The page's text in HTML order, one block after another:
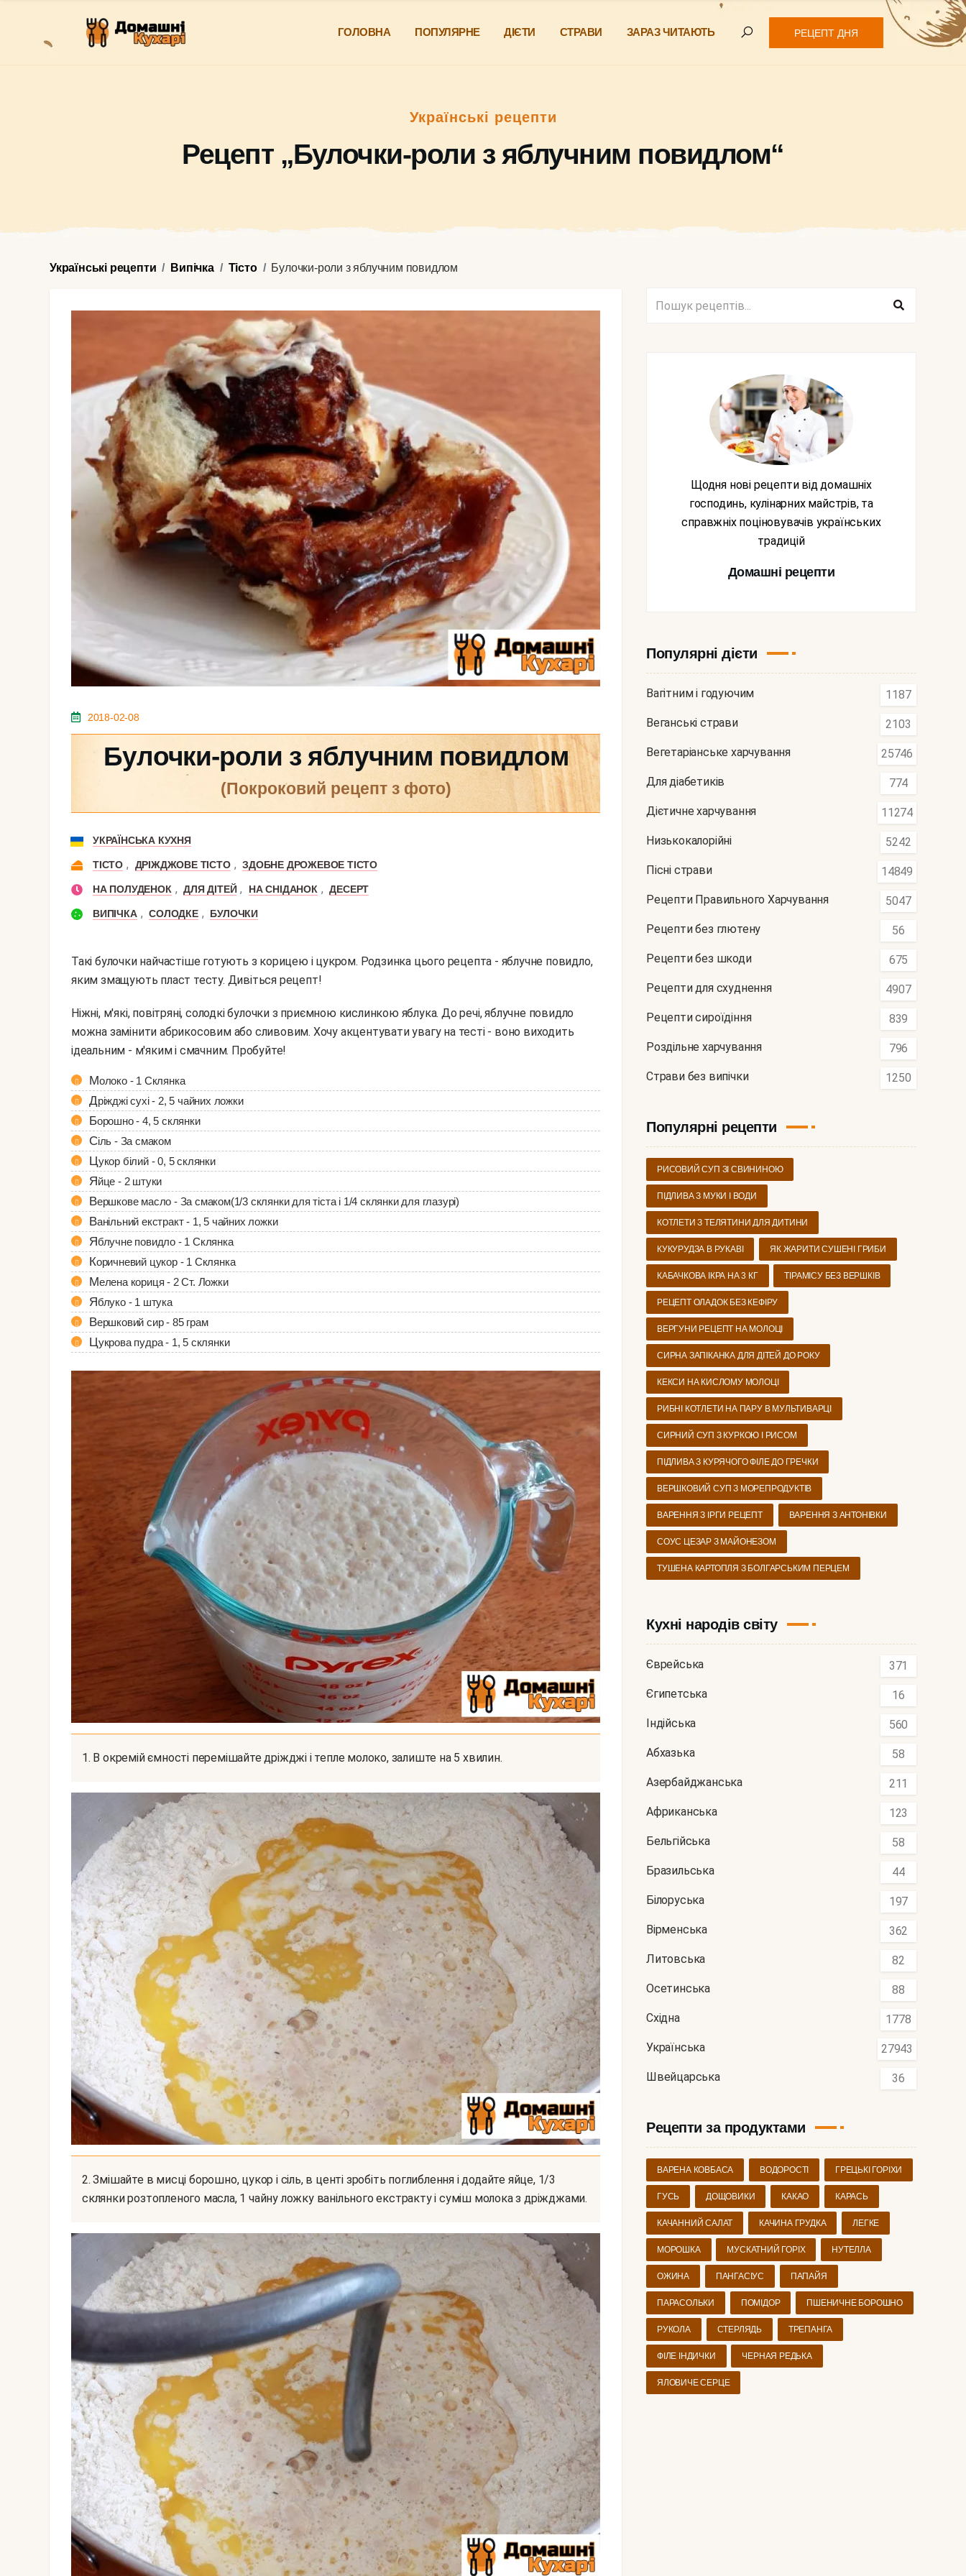
ГОЛОВНА ПОПУЛЯРНЕ ДІЄТИ СТРАВИ ЗАРАЗ ЧИТАЮТЬ РЕЦЕПТ ДНЯ
Українські рецепти
Рецепт „Булочки-роли з яблучним повидлом“
Українські рецепти Випічка Тісто Булочки-роли з яблучним повидлом
2018-02-08
Булочки-роли з яблучним повидлом
(покроковий рецепт з фото)
УКРАЇНСЬКА КУХНЯ
ТІСТО , ДРІЖДЖОВЕ ТІСТО , ЗДОБНЕ ДРОЖЕВОЕ ТІСТО
НА ПОЛУДЕНОК , ДЛЯ ДІТЕЙ , НА СНІДАНОК , ДЕСЕРТ
ВИПІЧКА , СОЛОДКЕ , БУЛОЧКИ
Такі булочки найчастіше готують з корицею і цукром. Родзинка цього рецепта - яблучне повидло,
яким змащують пласт тесту. Дивіться рецепт!
Ніжні, м'які, повітряні, солодкі булочки з приємною кислинкою яблука. До речі, яблучне повидло
можна замінити абрикосовим або сливовим. Хочу акцентувати увагу на тесті - воно виходить
ідеальним - м'яким і смачним. Пробуйте!
Молоко - 1 Склянка
Дріжджі сухі - 2, 5 чайних ложки
Борошно - 4, 5 склянки
Сіль - За смаком
Цукор білий - 0, 5 склянки
Яйце - 2 штуки
Вершкове масло - За смаком(1/3 склянки для тіста і 1/4 склянки для глазурі)
Ванільний екстракт - 1, 5 чайних ложки
Яблучне повидло - 1 Склянка
Коричневий цукор - 1 Склянка
Мелена кориця - 2 Ст. Ложки
Яблуко - 1 штука
Вершковий сир - 85 грам
Цукрова пудра - 1, 5 склянки
1. В окремій ємності перемішайте дріжджі і тепле молоко, залиште на 5 хвилин.
2. Змішайте в мисці борошно, цукор і сіль, в центі зробіть поглиблення і додайте яйце, 1/3
склянки розтопленого масла, 1 чайну ложку ванільного екстракту і суміш молока з дріжджами.
Щодня нові рецепти від домашніх
господинь, кулінарних майстрів, та
справжніх поціновувачів українських
традицій
Домашні рецепти
Популярні дієти
Вагітним і годуючим 1187
Веганські страви 2103
Вегетаріанське харчування 25746
Для діабетиків 774
Дієтичне харчування 11274
Низькокалорійні 5242
Пісні страви 14849
Рецепти Правильного Харчування 5047
Рецепти без глютену 56
Рецепти без шкоди 675
Рецепти для схуднення 4907
Рецепти сироїдіння 839
Роздільне харчування 796
Страви без випічки 1250
Популярні рецепти
РИСОВИЙ СУП ЗІ СВИНИНОЮ
ПІДЛИВА З МУКИ І ВОДИ
КОТЛЕТИ З ТЕЛЯТИНИ ДЛЯ ДИТИНИ
КУКУРУДЗА В РУКАВІ ЯК ЖАРИТИ СУШЕНІ ГРИБИ
КАБАЧКОВА ІКРА НА 3 КГ ТІРАМІСУ БЕЗ ВЕРШКІВ
РЕЦЕПТ ОЛАДОК БЕЗ КЕФІРУ
ВЕРГУНИ РЕЦЕПТ НА МОЛОЦІ
СИРНА ЗАПІКАНКА ДЛЯ ДІТЕЙ ДО РОКУ
КЕКСИ НА КИСЛОМУ МОЛОЦІ
РИБНІ КОТЛЕТИ НА ПАРУ В МУЛЬТИВАРЦІ
СИРНИЙ СУП З КУРКОЮ І РИСОМ
ПІДЛИВА З КУРЯЧОГО ФІЛЕ ДО ГРЕЧКИ
ВЕРШКОВИЙ СУП З МОРЕПРОДУКТІВ
ВАРЕННЯ З ІРГИ РЕЦЕПТ ВАРЕННЯ З АНТОНІВКИ
СОУС ЦЕЗАР З МАЙОНЕЗОМ
ТУШЕНА КАРТОПЛЯ З БОЛГАРСЬКИМ ПЕРЦЕМ
Кухні народів світу
Єврейська 371
Єгипетська 16
Індійська 560
Абхазька 58
Азербайджанська 211
Африканська 123
Бельгійська 58
Бразильська 44
Білоруська 197
Вірменська 362
Литовська 82
Осетинська 88
Східна 1778
Українська 27943
Швейцарська 36
Рецепти за продуктами
ВАРЕНА КОВБАСА ВОДОРОСТІ ГРЕЦЬКІ ГОРІХИ
ГУСЬ ДОЩОВИКИ КАКАО КАРАСЬ
КАЧАННИЙ САЛАТ КАЧИНА ГРУДКА ЛЕГКЕ
МОРОШКА МУСКАТНИЙ ГОРІХ НУТЕЛЛА
ОЖИНА ПАНГАСІУС ПАПАЙЯ
ПАРАСОЛЬКИ ПОМІДОР ПШЕНИЧНЕ БОРОШНО
РУКОЛА СТЕРЛЯДЬ ТРЕПАНГА
ФІЛЕ ІНДИЧКИ ЧЕРНАЯ РЕДЬКА
ЯЛОВИЧЕ СЕРЦЕ